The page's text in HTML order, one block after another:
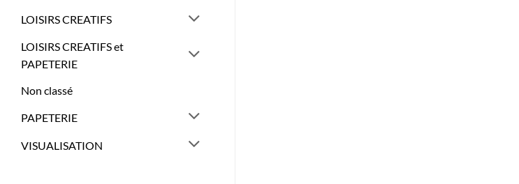
LOISIRS CREATIFS
LOISIRS CREATIFS et
PAPETERIE
Non classé
PAPETERIE
VISUALISATION